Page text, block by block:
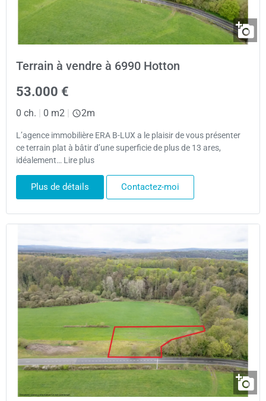
Terrain à vendre à 6990 Hotton
53.000 €
0 ch. 0 m2 2m
L’agence immobilière ERA B-LUX a le plaisir de vous présenter
ce terrain plat à bâtir d’une superficie de plus de 13 ares,
idéalement… Lire plus
Plus de détails Contactez-moi